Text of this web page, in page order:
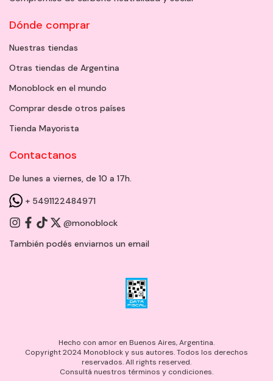
Dónde comprar
Nuestras tiendas
Otras tiendas de Argentina
Monoblock en el mundo
Comprar desde otros países
Tienda Mayorista
Contactanos
De lunes a viernes, de 10 a 17h.
+ 5491122484971
@monoblock
También podés enviarnos un email
Hecho con amor en Buenos Aires, Argentina.
Copyright 2024 Monoblock y sus autores. Todos los derechos
reservados. All rights reserved.
Consultá nuestros términos y condiciones.